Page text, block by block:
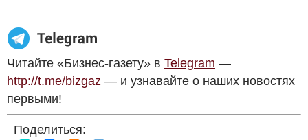
Читайте «Бизнес-газету» в Telegram —
http://t.me/bizgaz — и узнавайте о наших новостях
первыми!
Поделиться: